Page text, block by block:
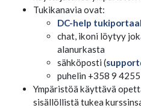
Tukikanavia ovat:
DC-help
chat, ikoni löytyy
alanurkasta
sähköposti (
puhelin +358 9
Ympäristöä käyttävä
sisällöllistä tukea